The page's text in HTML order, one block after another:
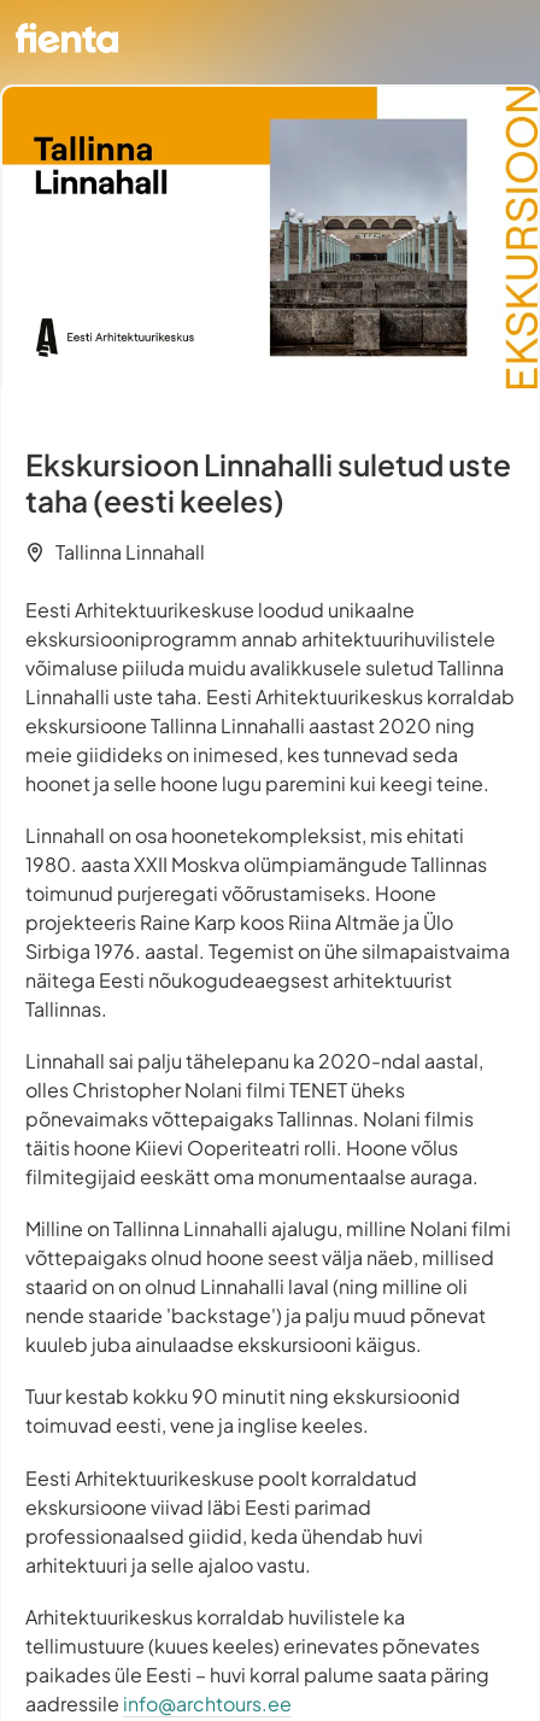
Ekskursioon Linnahalli suletud uste
taha (eesti keeles)
Tallinna Linnahall
Eesti Arhitektuurikeskuse loodud unikaalne
ekskursiooniprogramm annab arhitektuurihuvilistele
võimaluse piiluda muidu avalikkusele suletud Tallinna
Linnahalli uste taha. Eesti Arhitektuurikeskus korraldab
ekskursioone Tallinna Linnahalli aastast 2020 ning
meie giidideks on inimesed, kes tunnevad seda
hoonet ja selle hoone lugu paremini kui keegi teine.
Linnahall on osa hoonetekompleksist, mis ehitati
1980. aasta XXII Moskva olümpiamängude Tallinnas
toimunud purjeregati võõrustamiseks. Hoone
projekteeris Raine Karp koos Riina Altmäe ja Ülo
Sirbiga 1976. aastal. Tegemist on ühe silmapaistvaima
näitega Eesti nõukogudeaegsest arhitektuurist
Tallinnas.
Linnahall sai palju tähelepanu ka 2020-ndal aastal,
olles Christopher Nolani filmi TENET üheks
põnevaimaks võttepaigaks Tallinnas. Nolani filmis
täitis hoone Kiievi Ooperiteatri rolli. Hoone võlus
filmitegijaid eeskätt oma monumentaalse auraga.
Milline on Tallinna Linnahalli ajalugu, milline Nolani filmi
võttepaigaks olnud hoone seest välja näeb, millised
staarid on on olnud Linnahalli laval (ning milline oli
nende staaride 'backstage') ja palju muud põnevat
kuuleb juba ainulaadse ekskursiooni käigus.
Tuur kestab kokku 90 minutit ning ekskursioonid
toimuvad eesti, vene ja inglise keeles.
Eesti Arhitektuurikeskuse poolt korraldatud
ekskursioone viivad läbi Eesti parimad
professionaalsed giidid, keda ühendab huvi
arhitektuuri ja selle ajaloo vastu.
Arhitektuurikeskus korraldab huvilistele ka
tellimustuure (kuues keeles) erinevates põnevates
paikades üle Eesti – huvi korral palume saata päring
aadressile info@archtours.ee